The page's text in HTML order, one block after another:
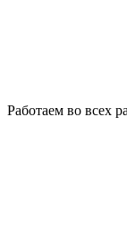
Работаем во всех